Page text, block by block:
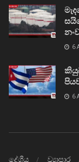
6
6
දේශීය ව්‍යාපාර